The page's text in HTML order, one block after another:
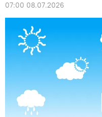
07:00 08.07.2026